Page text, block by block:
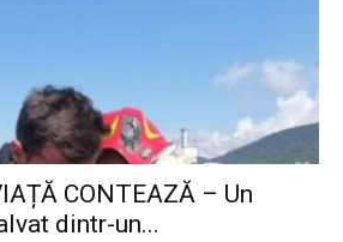
CONTEAZĂ – Un
dintr-un...